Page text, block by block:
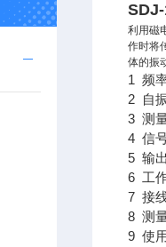
利用磁
作时将
体的振
1 频
2 自
3 测
4 信
5 输
6 工
7 接
8 测
9 使